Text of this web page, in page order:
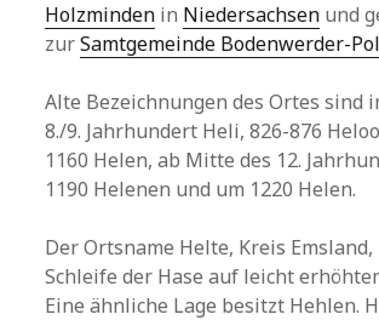
Holzminden in Niedersachsen und
zurSamtgemeinde Bodenwerder-
Alte Bezeichnungen des Ortes sind
8./9. Jahrhundert Heli, 826-876
1160 Helen, ab Mitte des 12.
1190 Helenen und um 1220 Helen.
Der Ortsname Helte, Kreis
Schleife der Hase auf leicht
Eine ähnliche Lage besitzt Hehlen.